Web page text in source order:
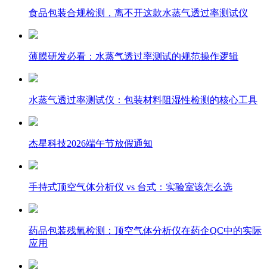
食品包装合规检测，离不开这款水蒸气透过率测试仪
薄膜研发必看：水蒸气透过率测试的规范操作逻辑
水蒸气透过率测试仪：包装材料阻湿性检测的核心工具
杰星科技2026端午节放假通知
手持式顶空气体分析仪 vs 台式：实验室该怎么选
药品包装残氧检测：顶空气体分析仪在药企QC中的实际
应用